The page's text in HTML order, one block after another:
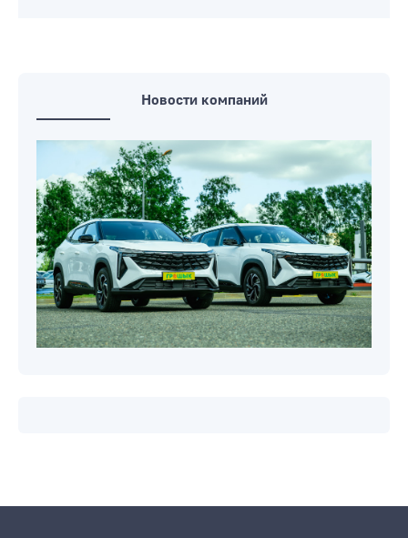
Новости компаний